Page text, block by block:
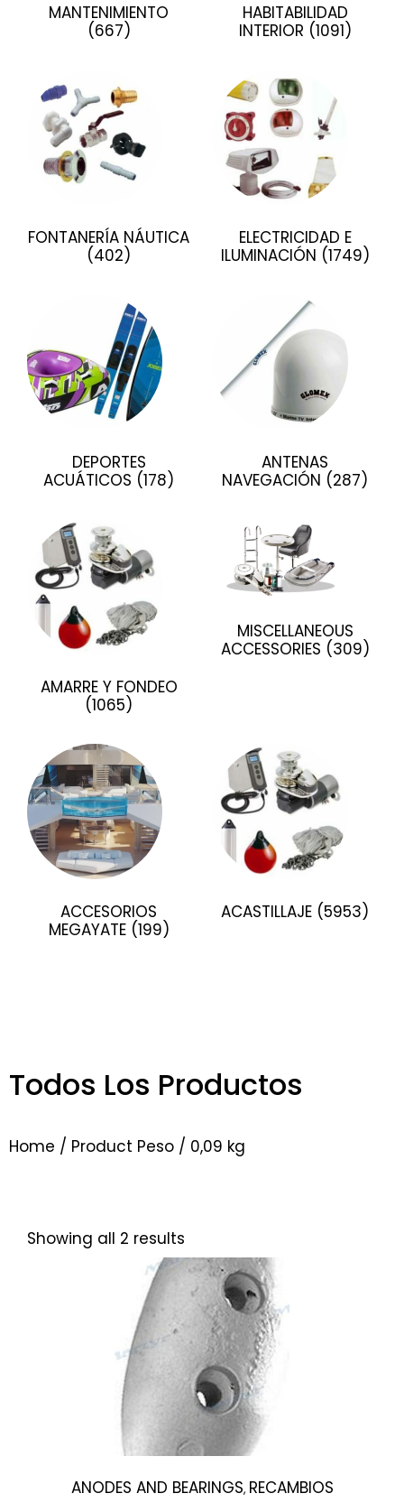
MANTENIMIENTO
(667)
HABITABILIDAD
INTERIOR (1091)
FONTANERÍA NÁUTICA
(402)
ELECTRICIDAD E
ILUMINACIÓN (1749)
DEPORTES
ACUÁTICOS (178)
ANTENAS
NAVEGACIÓN (287)
AMARRE Y FONDEO
(1065)
MISCELLANEOUS
ACCESSORIES (309)
ACCESORIOS
MEGAYATE (199)
ACASTILLAJE (5953)
Todos Los Productos
Home / Product Peso / 0,09 kg
Showing all 2 results
ANODES AND BEARINGS, RECAMBIOS